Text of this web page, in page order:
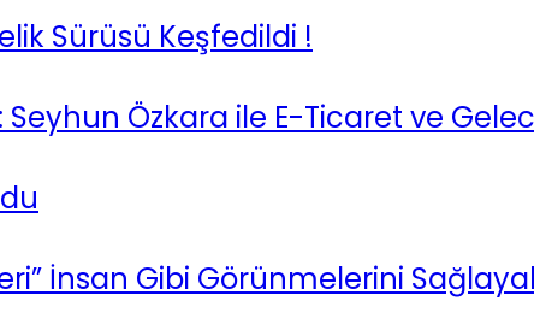
Sürüsü Keşfedildi !
Özkara ile E-Ticaret ve
İnsan Gibi Görünmelerini